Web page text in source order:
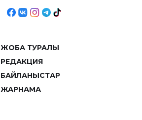
ЖОБА ТУРАЛЫ
РЕДАКЦИЯ
БАЙЛАНЫСТАР
ЖАРНАМА